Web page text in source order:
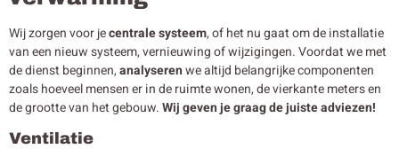
Wij zorgen voor jecentrale systeem, of het nu gaat om de installatie
van een nieuw systeem, vernieuwing of wijzigingen. Voordat we met
de dienst beginnen,analyserenwe altijd belangrijke componenten
zoals hoeveel mensen er in de ruimte wonen, de vierkante meters en
de grootte van het gebouw.Wij geven je graag de juiste adviezen!
Ventilatie